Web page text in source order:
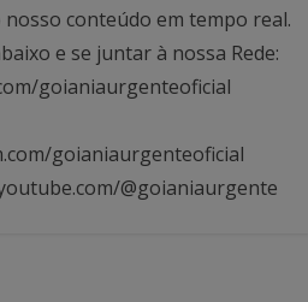
nosso conteúdo em tempo real.
e se juntar à nossa Rede:
goianiaurgenteoficial
goianiaurgenteoficial
@goianiaurgente